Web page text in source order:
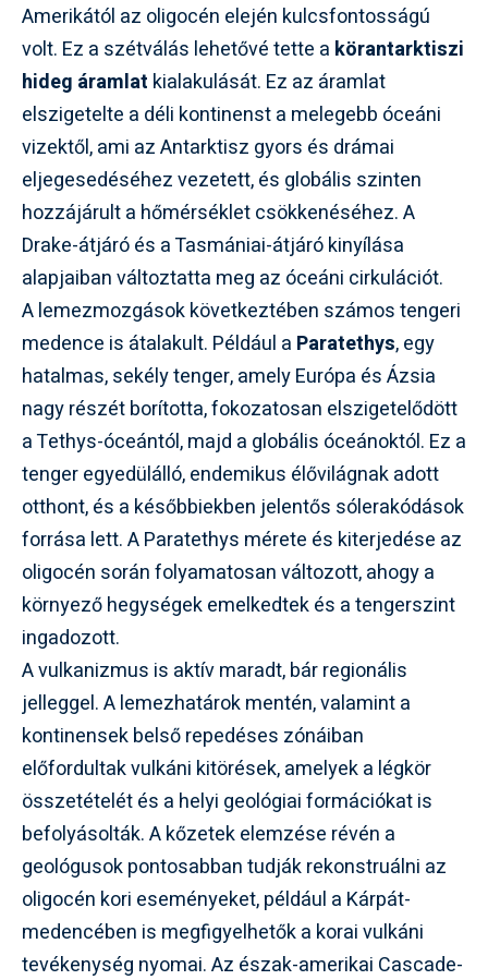
Amerikától az oligocén elején kulcsfontosságú
volt. Ez a szétválás lehetővé tette a körantarktiszi
hideg áramlat kialakulását. Ez az áramlat
elszigetelte a déli kontinenst a melegebb óceáni
vizektől, ami az Antarktisz gyors és drámai
eljegesedéséhez vezetett, és globális szinten
hozzájárult a hőmérséklet csökkenéséhez. A
Drake-átjáró és a Tasmániai-átjáró kinyílása
alapjaiban változtatta meg az óceáni cirkulációt.
A lemezmozgások következtében számos tengeri
medence is átalakult. Például a Paratethys, egy
hatalmas, sekély tenger, amely Európa és Ázsia
nagy részét borította, fokozatosan elszigetelődött
a Tethys-óceántól, majd a globális óceánoktól. Ez a
tenger egyedülálló, endemikus élővilágnak adott
otthont, és a későbbiekben jelentős sólerakódások
forrása lett. A Paratethys mérete és kiterjedése az
oligocén során folyamatosan változott, ahogy a
környező hegységek emelkedtek és a tengerszint
ingadozott.
A vulkanizmus is aktív maradt, bár regionális
jelleggel. A lemezhatárok mentén, valamint a
kontinensek belső repedéses zónáiban
előfordultak vulkáni kitörések, amelyek a légkör
összetételét és a helyi geológiai formációkat is
befolyásolták. A kőzetek elemzése révén a
geológusok pontosabban tudják rekonstruálni az
oligocén kori eseményeket, például a Kárpát-
medencében is megfigyelhetők a korai vulkáni
tevékenység nyomai. Az észak-amerikai Cascade-